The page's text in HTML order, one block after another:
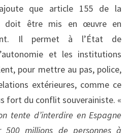
que article 155 de la
doit être mis en œuvre en
Il permet à l’État de
et les institutions
pour mettre au pas, police,
extérieures, comme ce
fort du conflit souverainiste. «
tente d’interdire en Espagne
millions de personnes à